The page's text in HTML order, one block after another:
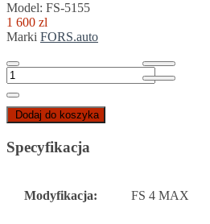
Model: FS-5155
1 600 zl
Marki FORS.auto
Dodaj do koszyka
Specyfikacja
Modyfikacja: FS 4 MAX